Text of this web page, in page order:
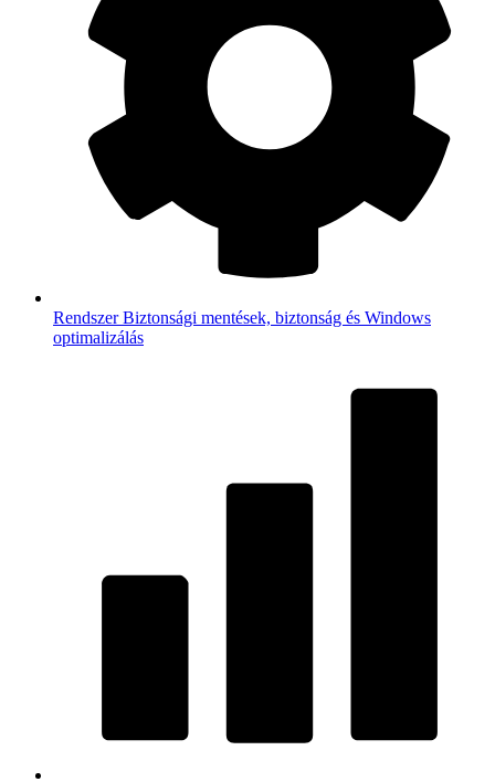
RendszerBiztonsági mentések, biztonság és Windows
optimalizálás